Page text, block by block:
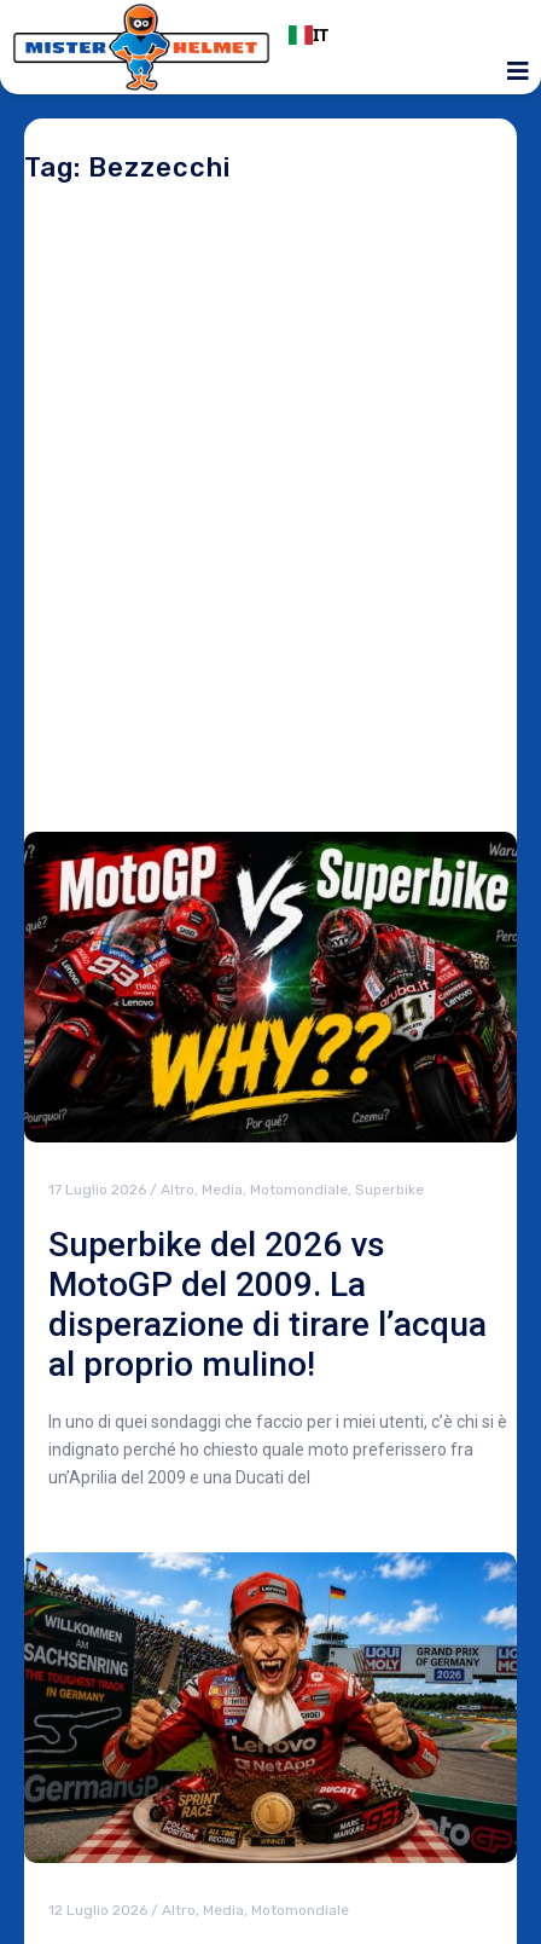
IT
Tag: Bezzecchi
17 Luglio 2026 / Altro, Media, Motomondiale, Superbike
Superbike del 2026 vs
MotoGP del 2009. La
disperazione di tirare l’acqua
al proprio mulino!
In uno di quei sondaggi che faccio per i miei utenti, c’è chi si è
indignato perché ho chiesto quale moto preferissero fra
un’Aprilia del 2009 e una Ducati del
12 Luglio 2026 / Altro, Media, Motomondiale